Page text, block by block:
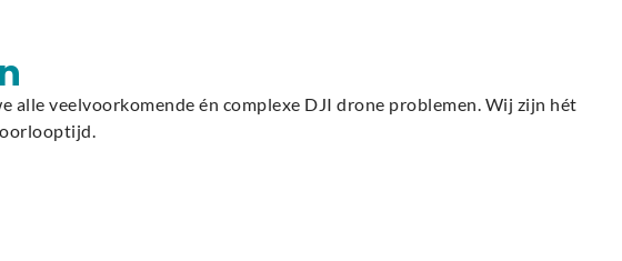
alle veelvoorkomende én complexe DJI drone problemen. Wij zijn hét